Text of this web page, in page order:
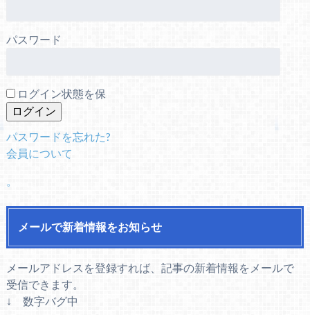
パスワード
ログイン状態を保
パスワードを忘れた?
会員について
。
メールで新着情報をお知らせ
メールアドレスを登録すれば、記事の新着情報をメールで
受信できます。
↓ 数字バグ中